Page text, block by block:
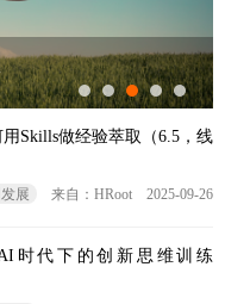
Skills做经验萃取（6.5，线
展 来自：HRoot 2025-09-26
时代下的创新思维训练